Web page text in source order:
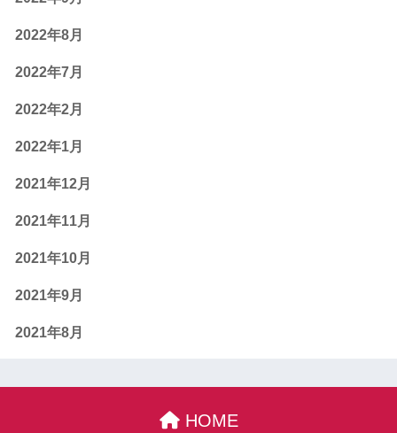
2022年8月
2022年7月
2022年2月
2022年1月
2021年12月
2021年11月
2021年10月
2021年9月
2021年8月
HOME